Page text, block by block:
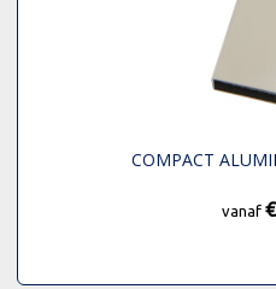
COMPACT
vanaf